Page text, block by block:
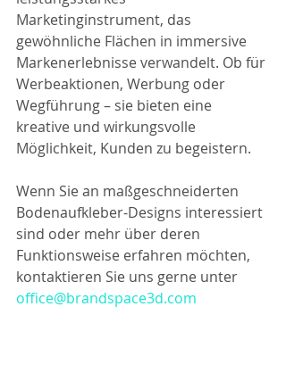
Marketinginstrument, das
gewöhnliche Flächen in immersive
Markenerlebnisse verwandelt. Ob für
Werbeaktionen, Werbung oder
Wegführung – sie bieten eine
kreative und wirkungsvolle
Möglichkeit, Kunden zu begeistern.
Wenn Sie an maßgeschneiderten
Bodenaufkleber-Designs interessiert
sind oder mehr über deren
Funktionsweise erfahren möchten,
kontaktieren Sie uns gerne unter
office@brandspace3d.com